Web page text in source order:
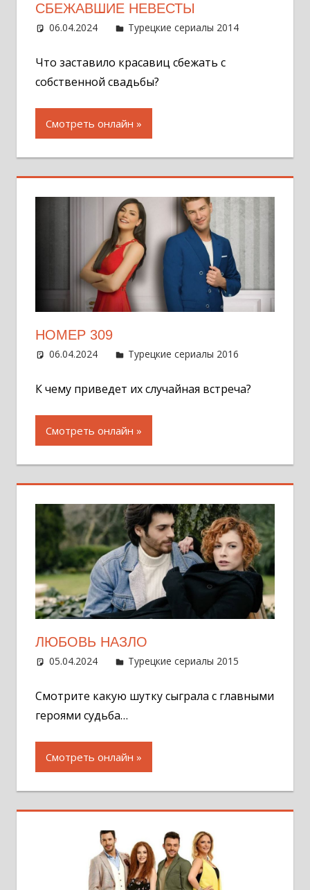
СБЕЖАВШИЕ НЕВЕСТЫ
06.04.2024 Администратор
Турецкие сериалы 2014
Что заставило красавиц сбежать с
собственной свадьбы?
Смотреть онлайн
НОМЕР 309
06.04.2024 Администратор
Турецкие сериалы 2016
К чему приведет их случайная встреча?
Смотреть онлайн
ЛЮБОВЬ НАЗЛО
05.04.2024 Администратор
Турецкие сериалы 2015
Смотрите какую шутку сыграла с главными
героями судьба…
Смотреть онлайн